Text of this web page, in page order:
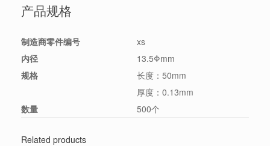
产品规格
制造商零件编号
xs
内径
13.5Φmm
规格
长度：50mm
厚度：0.13mm
数量
500个
Related products